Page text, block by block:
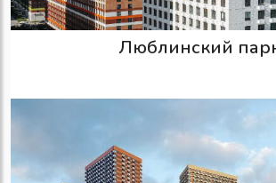
Люблинский